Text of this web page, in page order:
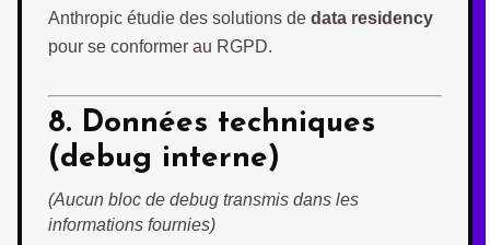
Anthropic étudie des solutions de data residency
pour se conformer au RGPD.
8. Données techniques
(debug interne)
(Aucun bloc de debug transmis dans les
informations fournies)